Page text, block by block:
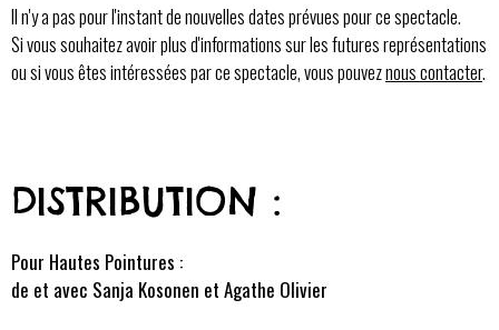
Il n'y a pas pour l'instant de nouvelles dates prévues pour ce spectacle.
Si vous souhaitez avoir plus d'informations sur les futures représentations
ou si vous êtes intéressées par ce spectacle, vous pouveznous contacter.
DISTRIBUTION :
Pour Hautes Pointures :
de et avec Sanja Kosonen et Agathe Olivier